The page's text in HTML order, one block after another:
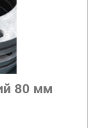
80 мм